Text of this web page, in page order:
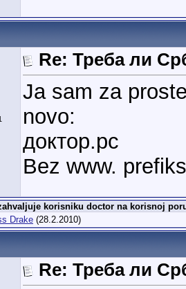
Re: Треба ли
Ja sam za
novo:
доктор.рс
Bez www.
korisniku doctor na korisnoj
Drake(28.2.2010)
Re: Треба ли